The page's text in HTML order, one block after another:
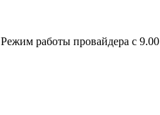
Режим работы провайдера с